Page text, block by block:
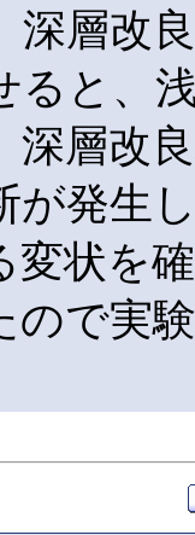
深層改
ると、
深層改
が発生
変状を
ので実